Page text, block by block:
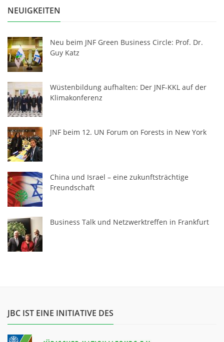
NEUIGKEITEN
Neu beim JNF Green Business Circle: Prof. Dr.
Guy Katz
Wüstenbildung aufhalten: Der JNF-KKL auf der
Klimakonferenz
JNF beim 12. UN Forum on Forests in New York
China und Israel – eine zukunftsträchtige
Freundschaft
Business Talk und Netzwerktreffen in Frankfurt
JBC IST EINE INITIATIVE DES